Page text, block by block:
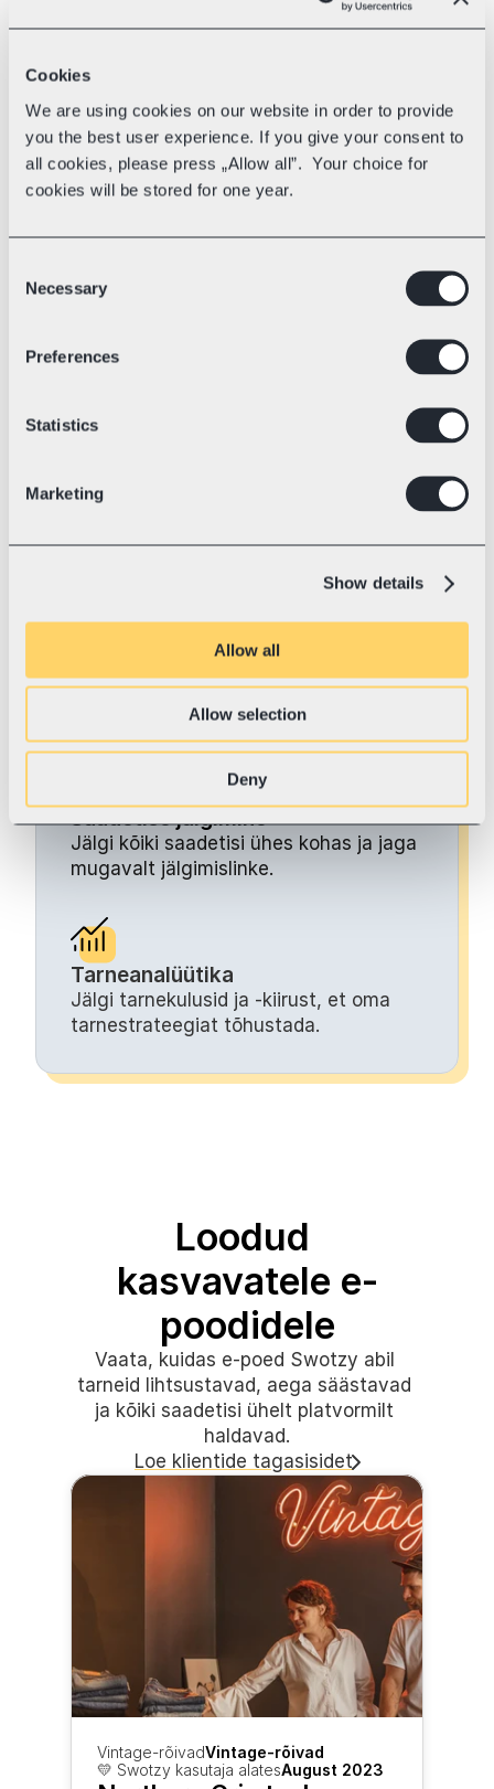
Cookies
We are using cookies on our website in order to provide
you the best user experience. If you give your consent to
all cookies, please press „Allow all”. Your choice for
cookies will be stored for one year.
Selection
Necessary
Preferences
Statistics
Marketing
Show details
Allow all
Allow selection
Deny
s
simplify your daily
Tarnekulude arvutamine
Võrdle tarneviise, et leida kiireim
Automatiseeri hõlpsalt tellimuste
Pakisiltide haldamine
Loo ja prindi pakisilte ühekaupa või
hulgimüügis kõigi vedajate jaoks.
Saadetise jälgimine
Jälgi kõiki saadetisi ühes kohas ja jaga
mugavalt jälgimislinke.
Tarneanalüütika
Jälgi tarnekulusid ja -kiirust, et oma
tarnestrateegiat tõhustada.
Loodud
kasvavatele e-
poodidele
Vaata, kuidas e-poed Swotzy abil
tarneid lihtsustavad, aega säästavad
ja kõiki saadetisi ühelt platvormilt
haldavad.
Loe klientide tagasisidet
Vintage-rõivadVintage-rõivad
💛 Swotzy kasutaja alatesAugust 2023